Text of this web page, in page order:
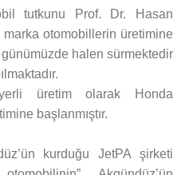
tutkunu Prof. Dr. Hasan
otomobillerin üretimine
günümüzde halen sürmektedir
üretim olarak Honda
başlanmıştır.
kurduğu JetPA şirketi